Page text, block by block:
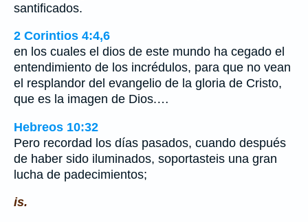
santificados.
2 Corintios 4:4,6
en los cuales el dios de este mundo ha cegado el
entendimiento de los incrédulos, para que no vean
el resplandor del evangelio de la gloria de Cristo,
que es la imagen de Dios.…
Hebreos 10:32
Pero recordad los días pasados, cuando después
de haber sido iluminados, soportasteis una gran
lucha de padecimientos;
is.